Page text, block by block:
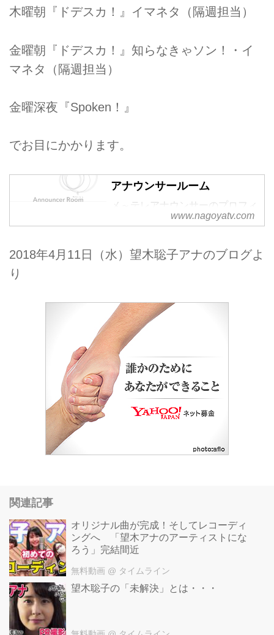
木曜朝『ドデスカ！』イマネタ（隔週担当）
金曜朝『ドデスカ！』知らなきゃソン！・イ
マネタ（隔週担当）
金曜深夜『Spoken！』
でお目にかかります。
アナウンサールーム
メ～テレアナウンサーのプロフィ
ールページです。www.nagoyatv.com
2018年4月11日（水）望木聡子アナのブログよ
り
関連記事
オリジナル曲が完成！そしてレコーディ
ングへ 「望木アナのアーティストにな
ろう」完結間近
無料動画 @ タイムライン
望木聡子の「未解決」とは・・・